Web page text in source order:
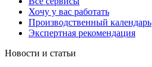
Хочу у вас работать
Производственный календарь
Экспертная рекомендация
Новости и статьи